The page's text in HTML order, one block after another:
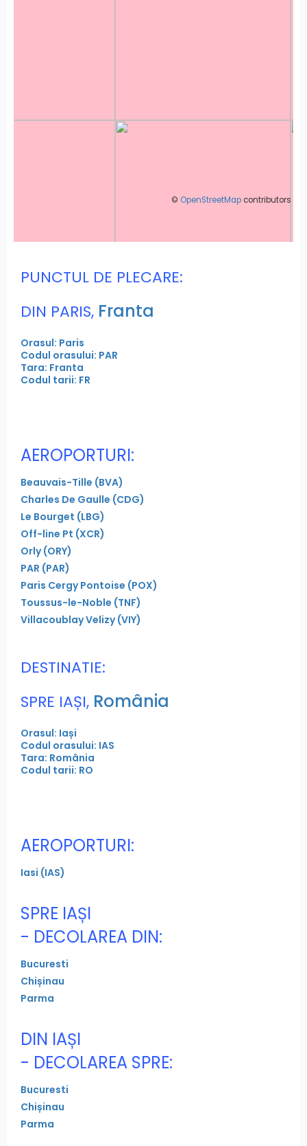
© OpenStreetMap contributors
PUNCTUL DE PLECARE:
DIN PARIS, Franta
Orasul: Paris
Codul orasului: PAR
Tara: Franta
Codul tarii: FR
AEROPORTURI:
Beauvais-Tille (BVA)
Charles De Gaulle (CDG)
Le Bourget (LBG)
Off-line Pt (XCR)
Orly (ORY)
PAR (PAR)
Paris Cergy Pontoise (POX)
Toussus-le-Noble (TNF)
Villacoublay Velizy (VIY)
DESTINATIE:
SPRE IAȘI, România
Orasul: Iași
Codul orasului: IAS
Tara: România
Codul tarii: RO
AEROPORTURI:
Iasi (IAS)
SPRE IAȘI
- DECOLAREA DIN:
Bucuresti
Chișinau
Parma
DIN IAȘI
- DECOLAREA SPRE:
Bucuresti
Chișinau
Parma